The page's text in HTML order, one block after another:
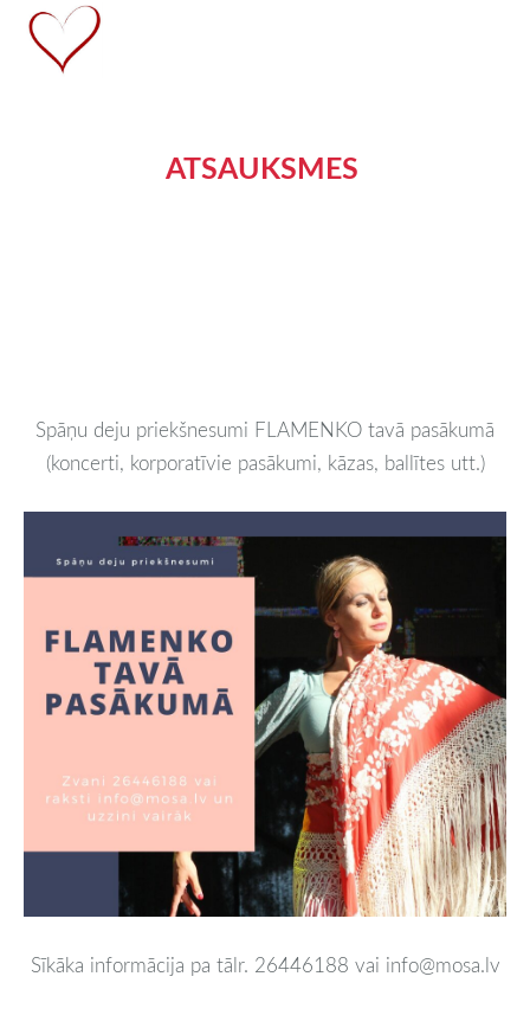
ATSAUKSMES
Spāņu deju priekšnesumi FLAMENKO tavā pasākumā
(koncerti, korporatīvie pasākumi, kāzas, ballītes utt.)
Sīkāka informācija pa tālr. 26446188 vai info@mosa.lv